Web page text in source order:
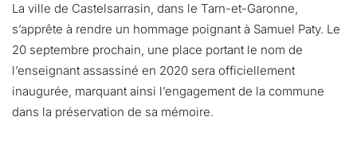
La ville de Castelsarrasin, dans le Tarn-et-Garonne,
s’apprête à rendre un hommage poignant à Samuel Paty. Le
20 septembre prochain, une place portant le nom de
l’enseignant assassiné en 2020 sera officiellement
inaugurée, marquant ainsi l’engagement de la commune
dans la préservation de sa mémoire.